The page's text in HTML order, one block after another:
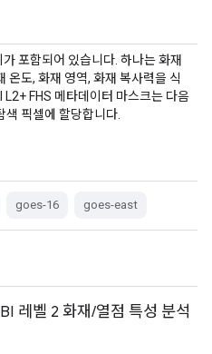
포함되어 있습니다. 하나는 화재
온도, 화재 영역, 화재 복사력을 식
FHS 메타데이터 마스크는 다음
픽셀에 할당합니다.
goes-16 goes-east
레벨 2 화재/열점 특성 분석